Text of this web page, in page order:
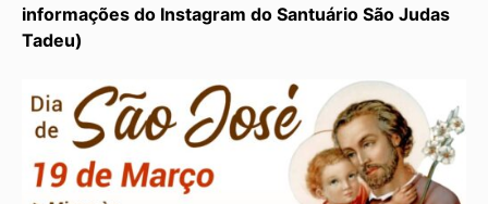
informações do Instagram do Santuário São Judas
Tadeu)